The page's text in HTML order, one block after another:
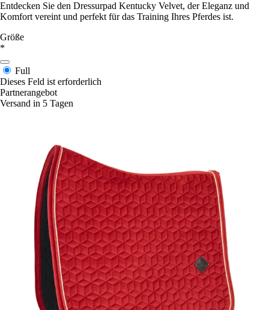
Entdecken Sie den Dressurpad Kentucky Velvet, der Eleganz und
Komfort vereint und perfekt für das Training Ihres Pferdes ist.
Größe
*
Full
Dieses Feld ist erforderlich
Partnerangebot
Versand in 5 Tagen